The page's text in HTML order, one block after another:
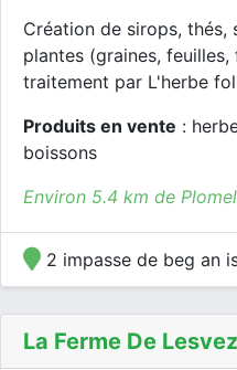
Création de sirops, thés,
plantes (graines,
traitement par L'herbe
Produits en vente :
boissons
Environ 5.4 km de
2 impasse de beg an
La Ferme De Lesvez